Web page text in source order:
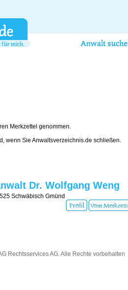
Merkzettel genommen.
wenn Sie Anwaltsverzeichnis.de schließen.
Dr. Wolfgang Weng
Schwäbisch Gmünd
Rechtsservices AG. Alle Rechte